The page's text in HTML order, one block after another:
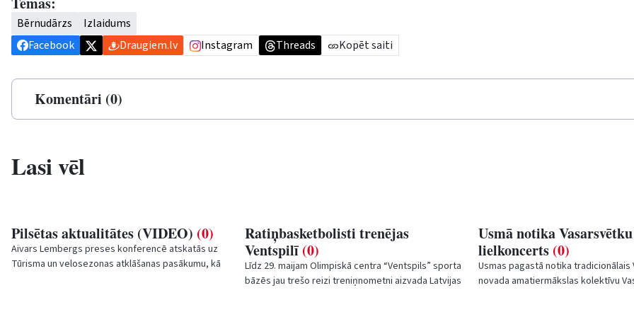
Bērnudārzs
Izlaidums
Facebook
Draugiem.lv Instagram Threads Kopēt saiti
Komentāri (0)
Lasi vēl
Pilsētas aktualitātes (VIDEO) (0)
Aivars Lembergs preses konferencē atskatās uz
Tūrisma un velosezonas atklāšanas pasākumu, kā
Ratiņbasketbolisti trenējas
Ventspilī (0)
Līdz 29. maijam Olimpiskā centra “Ventspils” sporta
bāzēs jau trešo reizi treniņnometni aizvada Latvijas
Usmā notika Vasarsvētku
lielkoncerts (0)
Usmas pagastā notika tradicionālais
novada amatiermākslas kolektīvu